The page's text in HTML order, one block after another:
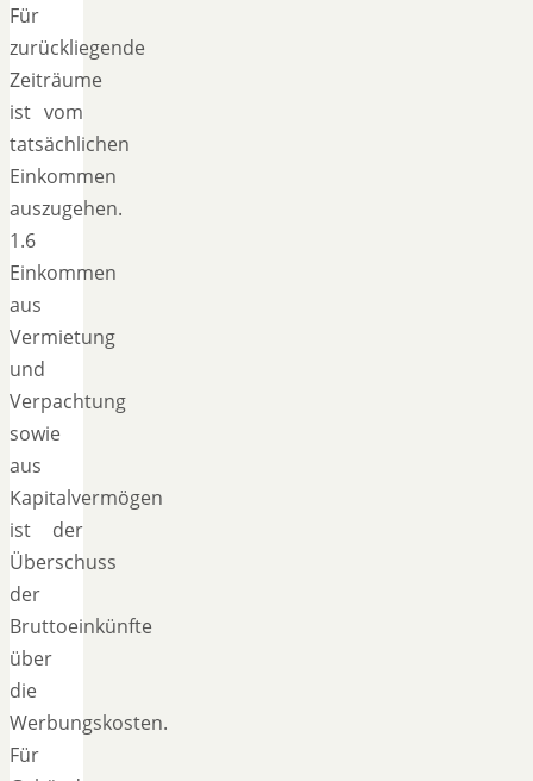
Für
zurückliegende
Zeiträume
ist vom
tatsächlichen
Einkommen
auszugehen.
1.6
Einkommen
aus
Vermietung
und
Verpachtung
sowie
aus
Kapitalvermögen
ist der
Überschuss
der
Bruttoeinkünfte
über
die
Werbungskosten.
Für